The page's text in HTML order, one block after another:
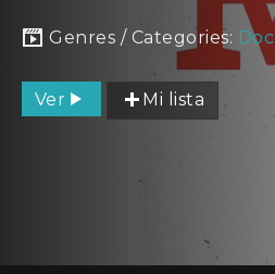
Genres / Categories:
Ver Mi lista